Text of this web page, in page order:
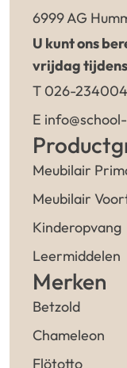
6999 AG
U kunt ons
vrijdag
T 026-
E
Meubilair
Meubilair
Kinderopvang
Leermiddelen
Merken
Betzold
Chameleon
Flötotto